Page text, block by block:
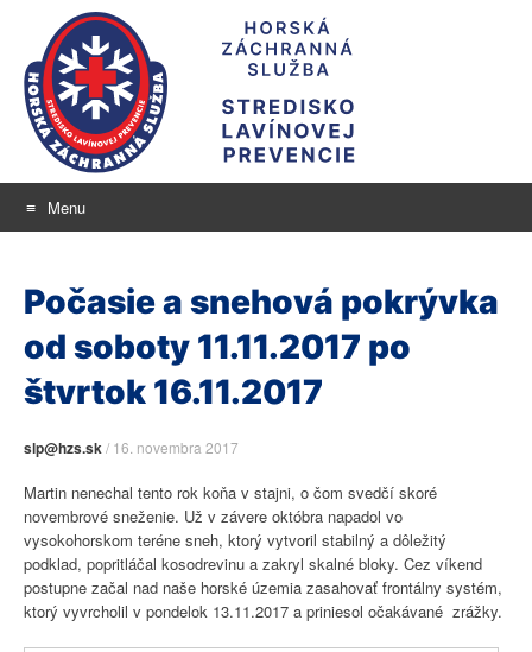
prevencie
Menu
content
Počasie a snehová pokrývka
od soboty 11.11.2017 po
štvrtok 16.11.2017
slp@hzs.sk/ 16. novembra 2017
Martin nenechal tento rok koňa v stajni, o čom svedčí skoré
novembrové sneženie. Už v závere októbra napadol vo
vysokohorskom teréne sneh, ktorý vytvoril stabilný a dôležitý
podklad, popritláčal kosodrevinu a zakryl skalné bloky. Cez víkend
postupne začal nad naše horské územia zasahovať frontálny systém,
ktorý vyvrcholil v pondelok 13.11.2017 a priniesol očakávané zrážky.